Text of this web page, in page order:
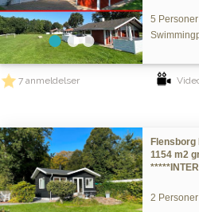
5 Personer
7 anmeldelser
1154 m2
2 Personer